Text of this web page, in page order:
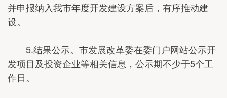
并申报纳入我市年度开发建设方案后，有序推动建
设。
5.结果公示。市发展改革委在委门户网站公示开
发项目及投资企业等相关信息，公示期不少于5个工
作日。